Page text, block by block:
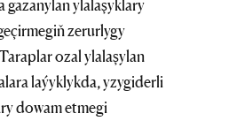
gazanylan ylalaşyklary
zerurlygy
ozal ylalaşylan
laýyklykda, yzygiderli
dowam etmegi